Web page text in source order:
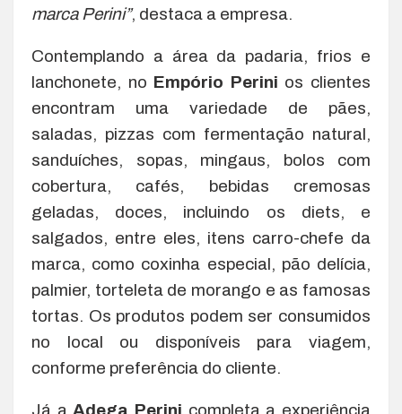
marca Perini”, destaca a empresa.
Contemplando a área da padaria, frios e
lanchonete, no Empório Perini os clientes
encontram uma variedade de pães,
saladas, pizzas com fermentação natural,
sanduíches, sopas, mingaus, bolos com
cobertura, cafés, bebidas cremosas
geladas, doces, incluindo os diets, e
salgados, entre eles, itens carro-chefe da
marca, como coxinha especial, pão delícia,
palmier, torteleta de morango e as famosas
tortas. Os produtos podem ser consumidos
no local ou disponíveis para viagem,
conforme preferência do cliente.